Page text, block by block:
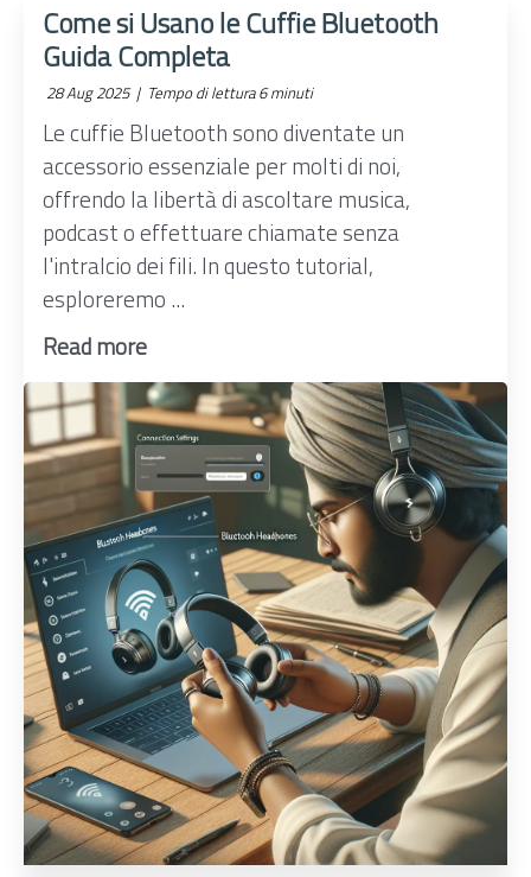
Come si Usano le Cuffie Bluetooth
Guida Completa
28 Aug 2025 | Tempo di lettura 6 minuti
Le cuffie Bluetooth sono diventate un
accessorio essenziale per molti di noi,
offrendo la libertà di ascoltare musica,
podcast o effettuare chiamate senza
l'intralcio dei fili. In questo tutorial,
esploreremo ...
Read more